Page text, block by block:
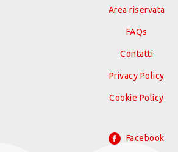
Area riservata
FAQs
Contatti
Privacy Policy
Cookie Policy
Facebook